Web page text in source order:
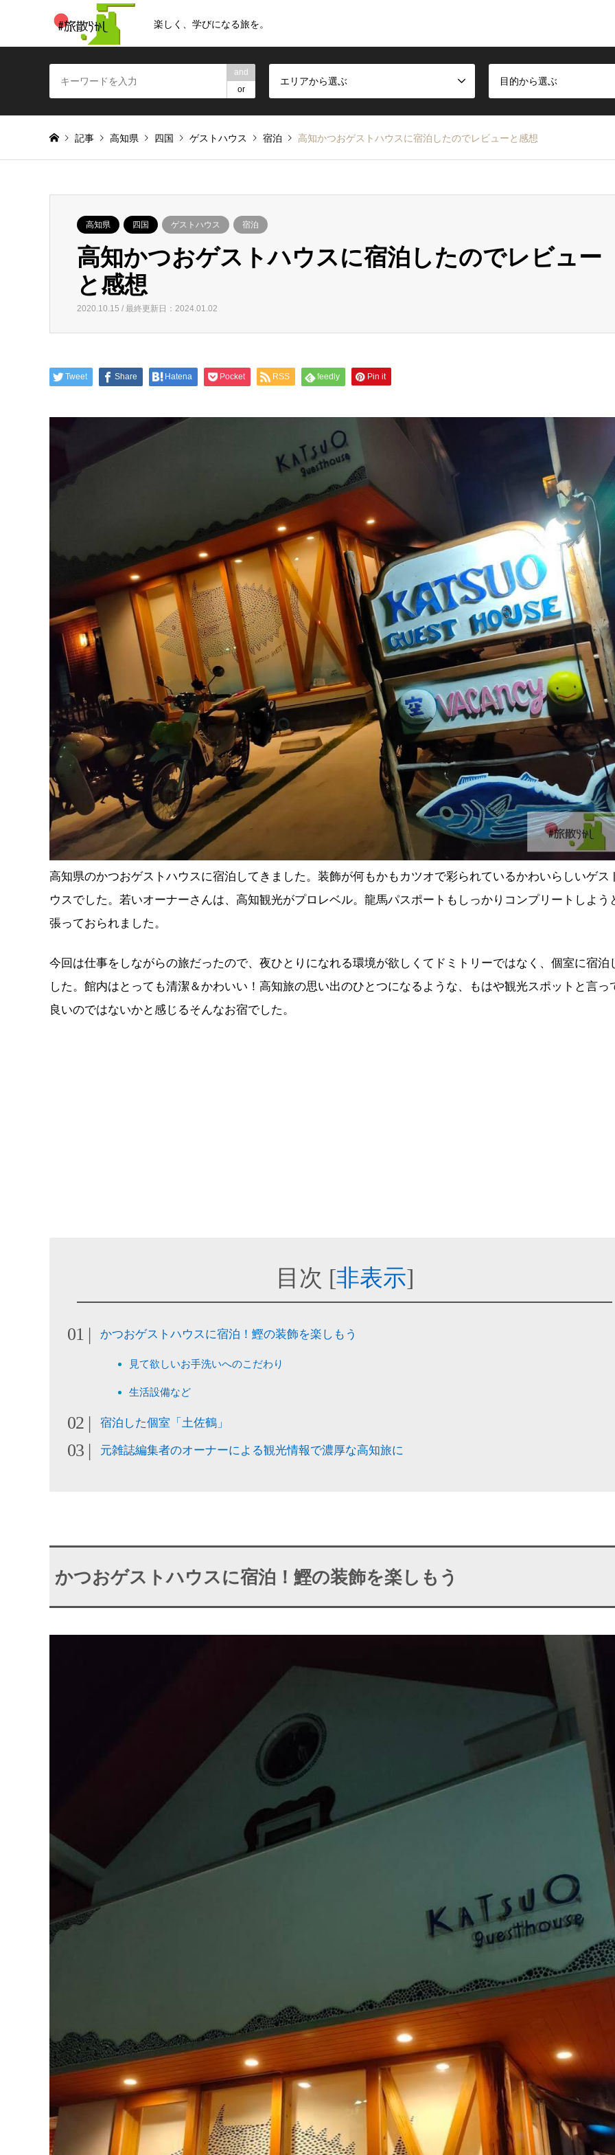
楽しく、学びになる旅を。
and
or
エリアから選ぶ 目的から選ぶ
記事 高知県 四国 ゲストハウス 宿泊 高知かつおゲストハウスに宿泊したのでレビューと感想
高知県 四国 ゲストハウス 宿泊
高知かつおゲストハウスに宿泊したのでレビュー
と感想
2020.10.15 / 最終更新日：2024.01.02
Tweet Share Hatena Pocket RSS feedly Pin it
高知県のかつおゲストハウスに宿泊してきました。装飾が何もかもカツオで彩られているかわいらしいゲス
ウスでした。若いオーナーさんは、高知観光がプロレベル。龍馬パスポートもしっかりコンプリートしよう
張っておられました。
今回は仕事をしながらの旅だったので、夜ひとりになれる環境が欲しくてドミトリーではなく、個室に宿泊
した。館内はとっても清潔＆かわいい！高知旅の思い出のひとつになるような、もはや観光スポットと言っ
良いのではないかと感じるそんなお宿でした。
目次 [非表示]
かつおゲストハウスに宿泊！鰹の装飾を楽しもう
見て欲しいお手洗いへのこだわり
生活設備など
宿泊した個室「土佐鶴」
元雑誌編集者のオーナーによる観光情報で濃厚な高知旅に
かつおゲストハウスに宿泊！鰹の装飾を楽しもう